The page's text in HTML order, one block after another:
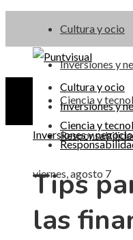
Cultura y ocio
Inversiones y
Ciencia y
viernes, agosto 7
Cultura y ocio
Inversiones y
Ciencia y
Inversiones y
Tips
las